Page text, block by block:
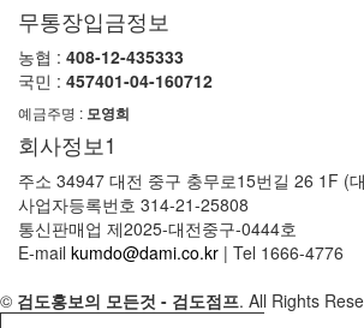
무통장입금정보
농협 : 408-12-435333
국민 : 457401-04-160712
예금주명 : 모영희
회사정보1
주소 34947 대전 중구 충무로15번길 26 1F (
사업자등록번호 314-21-25808
통신판매업 제2025-대전중구-0444호
E-mail kumdo@dami.co.kr | Tel 1666-4776
© 검도홍보의 모든것 - 검도점프. All Rights